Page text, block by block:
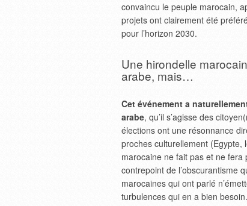
convaincu le peuple marocain,
projets ont clairement été
pour l’horizon 2030.
Une hirondelle
arabe, mais…
Cet événement a
arabe, qu’il s’agisse des
élections ont une résonnance
proches culturellement (Egypte,
marocaine ne fait pas et ne
contrepoint de l’obscurantisme
marocaines qui ont parlé
turbulences qui en a bien besoin.